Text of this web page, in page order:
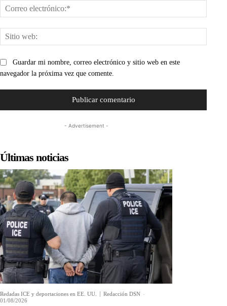
web:
Guardar mi nombre, correo electrónico y sitio web en este
navegador la próxima vez que comente.
- Advertisement -
Últimas noticias
Redadas ICE y deportaciones en EE. UU. Redacción DSN -
01/08/2026